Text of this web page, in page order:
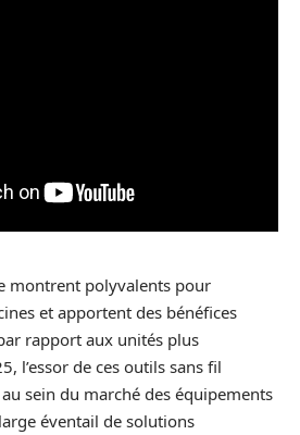
montrent polyvalents pour
et apportent des bénéfices
rapport aux unités plus
l’essor de ces outils sans fil
sein du marché des équipements
éventail de solutions